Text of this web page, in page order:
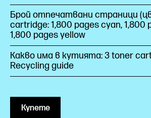
Брой отпечатвани страници
cartridge: 1,800 pages cyan, 1,800
1,800 pages yellow
Какво има в кутията: 3 toner
Recycling guide
Купете